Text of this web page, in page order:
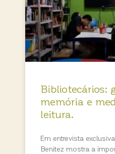
Bibliotecários:
memória e
leitura.
Em entrevista
Benitez mostra a